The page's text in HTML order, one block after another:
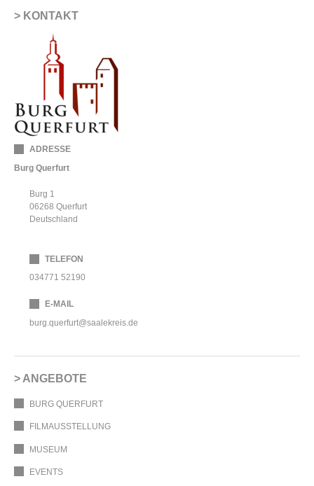
KONTAKT
ADRESSE
Burg Querfurt
Burg 1
06268 Querfurt
Deutschland
TELEFON
034771 52190
E-MAIL
burg.querfurt@saalekreis.de
ANGEBOTE
BURG QUERFURT
FILMAUSSTELLUNG
MUSEUM
EVENTS